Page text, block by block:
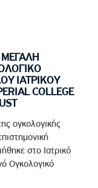
ΙΑΤΡΙΚΟΥ
COLLEGE
ογκολογικής
στο Ιατρικό
Ογκολογικό